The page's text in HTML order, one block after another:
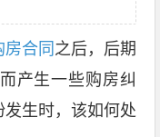
房合同 之后，后期
产生一些购房纠
生时，该如何处